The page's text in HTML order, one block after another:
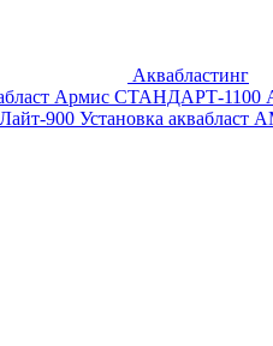
Аквабластинг
Армис СТАНДАРТ-1100
900 Установка аквабласт